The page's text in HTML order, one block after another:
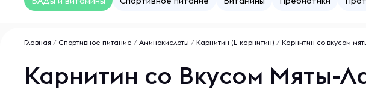
Главная / Спортивное питание / Аминокислоты / Карнитин (L-карнитин) / Карнитин со вкусом
Карнитин со Вкусом Мяты-